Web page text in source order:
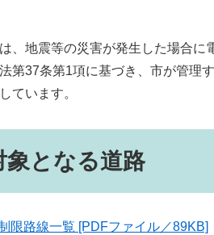
、地震等の災害が発生した場合に
第37条第1項に基づき、市が管理
ています。
象となる道路
限路線一覧 [PDFファイル／89KB]